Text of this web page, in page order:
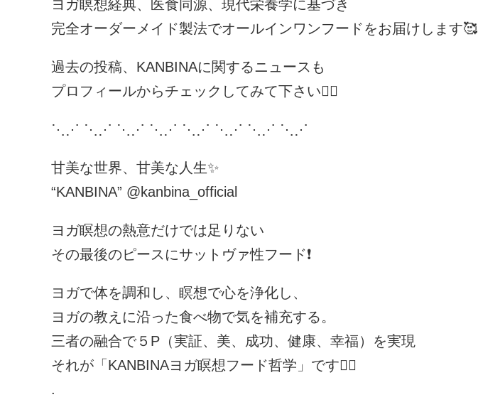
ヨガ瞑想経典、医食同源、現代栄養学に基づき
完全オーダーメイド製法でオールインワンフードをお届けします🥰
過去の投稿、KANBINAに関するニュースも
プロフィールからチェックしてみて下さい💁‍♀️
⋱⋰ ⋱⋰ ⋱⋰ ⋱⋰ ⋱⋰ ⋱⋰ ⋱⋰ ⋱⋰
甘美な世界、甘美な人生✨
“KANBINA” @kanbina_official
ヨガ瞑想の熱意だけでは足りない
その最後のピースにサットヴァ性フード❗️
ヨガで体を調和し、瞑想で心を浄化し、
ヨガの教えに沿った食べ物で気を補充する。
三者の融合で５P（実証、美、成功、健康、幸福）を実現
それが「KANBINAヨガ瞑想フード哲学」です💁‍♀️
.